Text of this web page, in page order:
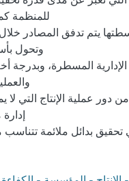
للمنظمة
يتم تدفق المصادر
وتحول
المسطرة، وبدرجة
دور عملية الإنتاج التي